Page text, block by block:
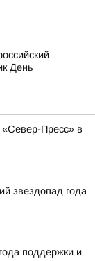
День
Пресс» в
звездопад года
поддержки и